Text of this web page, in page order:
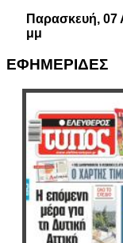
Παρασκευή, 07
μμ
ΕΦΗΜΕΡΙΔΕΣ